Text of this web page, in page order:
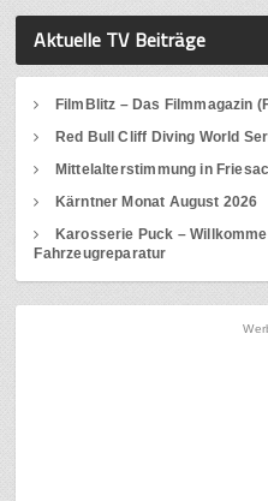
Aktuelle TV Beiträge
FilmBlitz – Das Filmmagazin
Red Bull Cliff Diving World
Mittelalterstimmung in
Kärntner Monat August 2026
Karosserie Puck –
Fahrzeugreparatur